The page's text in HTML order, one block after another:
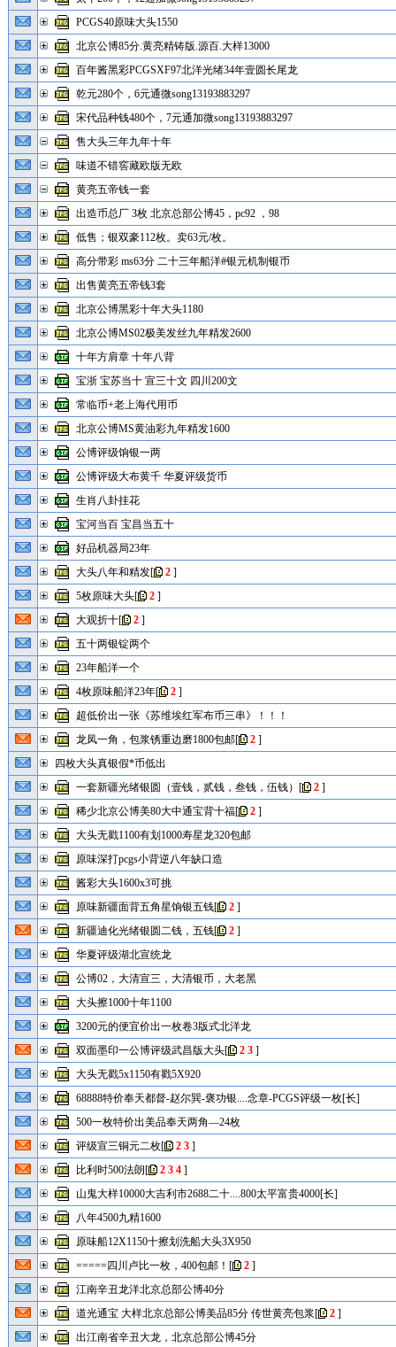
PCGS40原味大头1550
北京公博85分.黄亮精铸版.源百.大样13000
百年酱黑彩PCGSXF97北洋光绪34年壹圆长尾龙
乾元280个，6元通微song13193883297
宋代品种钱480个，7元通加微song13193883297
售大头三年九年十年
味道不错窖藏欧版无欧
黄亮五帝钱一套
出造币总厂 3枚 北京总部公博45，pc92 ，98
低售；银双豪112枚。卖63元/枚。
高分带彩 ms63分 二十三年船洋#银元机制银币
出售黄亮五帝钱3套
北京公博黑彩十年大头1180
北京公博MS02极美发丝九年精发2600
十年方肩章 十年八背
宝浙 宝苏当十 宣三十文 四川200文
常临币+老上海代用币
北京公博MS黄油彩九年精发1600
公博评级饷银一两
公博评级大布黄千 华夏评级货币
生肖八卦挂花
宝河当百 宝昌当五十
好品机器局23年
大头八年和精发[ 2]
5枚原味大头[ 2]
大观折十[ 2]
五十两银锭两个
23年船洋一个
4枚原味船洋23年[ 2]
超低价出一张《苏维埃红军布币三串》！！！
龙凤一角，包浆锈重边磨1800包邮[ 2]
四枚大头真银假*币低出
一套新疆光绪银圆（壹钱，贰钱，叁钱，伍钱） [ 2]
稀少北京公博美80大中通宝背十福[ 2]
大头无戳1100有划1000寿星龙320包邮
原味深打pcgs小背逆八年缺口造
酱彩大头1600x3可挑
原味新疆面背五角星饷银五钱[ 2]
新疆迪化光绪银圆二钱，五钱[ 2]
华夏评级湖北宣统龙
公博02，大清宣三，大清银币，大老黑
大头擦1000十年1100
3200元的便宜价出一枚卷3版式北洋龙
双面墨印一公博评级武昌版大头[ 2 3]
大头无戳5x1150有戳5X920
68888特价奉天都督-赵尔巽-褒功银....念章-PCGS评级一枚[长]
500一枚特价出美品奉天两角—24枚
评级宣三铜元二枚[ 2 3]
比利时500法朗[ 2 3 4]
山鬼大样10000大吉利市2688二十....800太平富贵4000[长]
八年4500九精1600
原味船12X1150十擦划洗船大头3X950
=====四川卢比一枚，400包邮！ [ 2]
江南辛丑龙洋北京总部公博40分
道光通宝 大样北京总部公博美品85分 传世黄亮包浆[ 2]
出江南省辛丑大龙，北京总部公博45分